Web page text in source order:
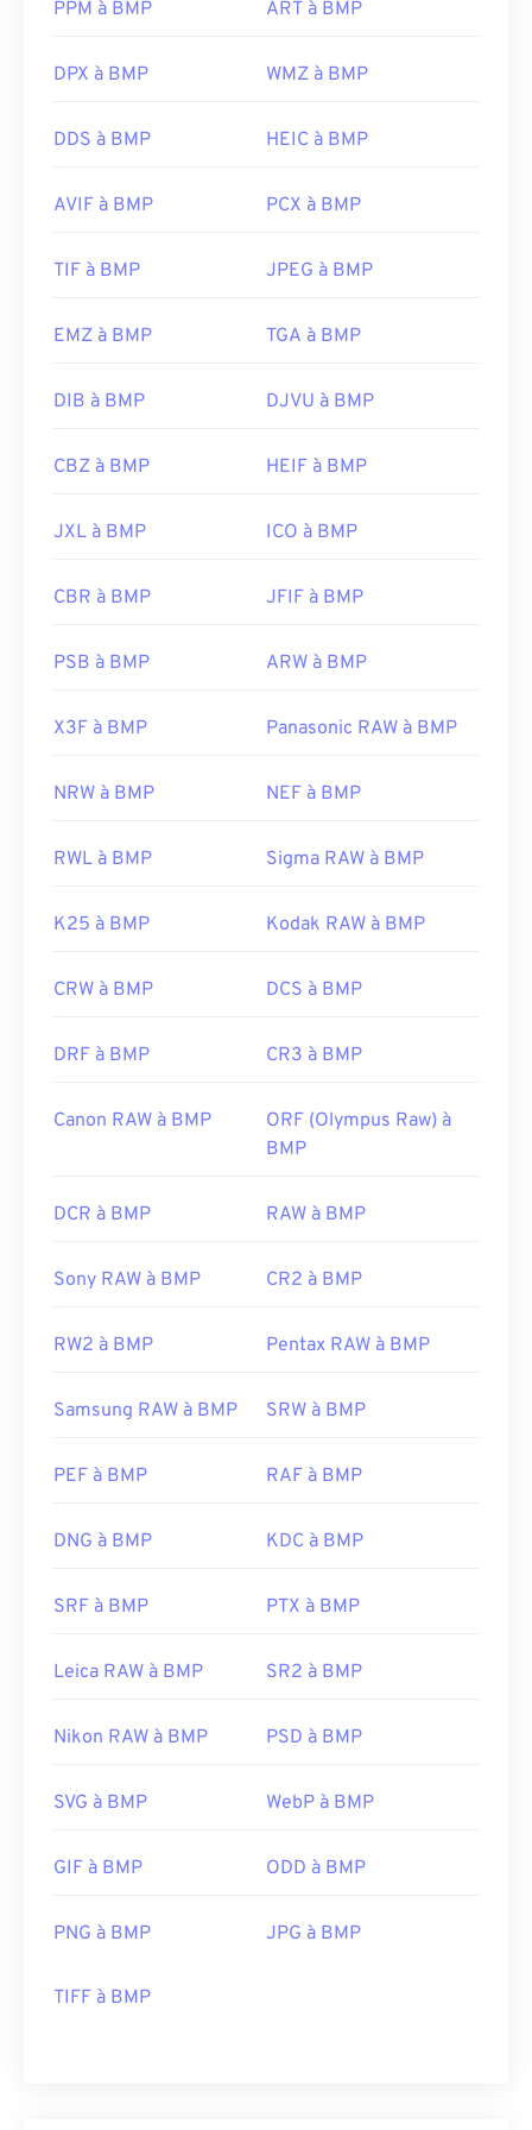
Sortie initiale :
BMP indépendant du périphérique, ou
systèmes d'exploitation et applications.
Outre l'ouverture des fichiers BMP, de nombreuses
Adobe Illustrator
. Si vous devez convertir un
CorelDRAW
. Parmi les autres applications
Preview,Apple Photos etColorStrokes
Sortie initiale :
20 novembre 1985
https://en.wikipedia.org/wiki/BMP_file_format
https://docs.microsoft.com/en-
PPM à BMP ART à BMP
DPX à BMP WMZ à BMP
DDS à BMP HEIC à BMP
AVIF à BMP PCX à BMP
TIF à BMP JPEG à BMP
EMZ à BMP TGA à BMP
DIB à BMP DJVU à BMP
CBZ à BMP HEIF à BMP
JXL à BMP ICO à BMP
CBR à BMP JFIF à BMP
PSB à BMP ARW à BMP
X3F à BMP Panasonic RAW à BMP
NRW à BMP NEF à BMP
RWL à BMP Sigma RAW à BMP
K25 à BMP Kodak RAW à BMP
CRW à BMP DCS à BMP
DRF à BMP CR3 à BMP
Canon RAW à BMP
ORF (Olympus Raw) à
BMP
DCR à BMP RAW à BMP
Sony RAW à BMP CR2 à BMP
RW2 à BMP Pentax RAW à BMP
Samsung RAW à BMP SRW à BMP
PEF à BMP RAF à BMP
DNG à BMP KDC à BMP
SRF à BMP PTX à BMP
Leica RAW à BMP SR2 à BMP
Nikon RAW à BMP PSD à BMP
SVG à BMP WebP à BMP
GIF à BMP ODD à BMP
PNG à BMP JPG à BMP
TIFF à BMP